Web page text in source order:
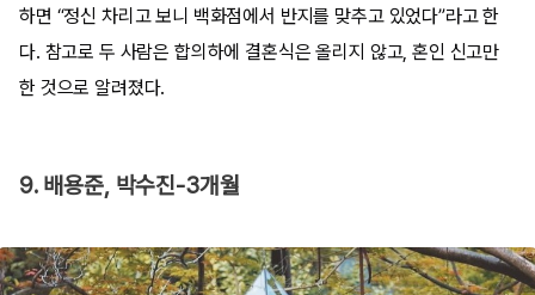
하면 “정신 차리고 보니 백화점에서 반지를 맞추고 있었다”라고 한
다. 참고로 두 사람은 합의하에 결혼식은 올리지 않고, 혼인 신고만
한 것으로 알려졌다.
9. 배용준, 박수진-3개월